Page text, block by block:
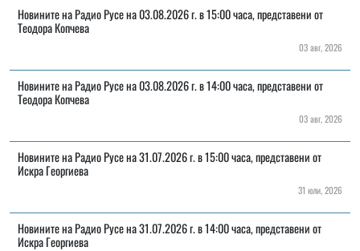
Новините на Радио Русе на 03.08.2026 г. в 15:00 часа, представени от
Теодора Копчева
03 авг, 2026
Новините на Радио Русе на 03.08.2026 г. в 14:00 часа, представени от
Теодора Копчева
03 авг, 2026
Новините на Радио Русе на 31.07.2026 г. в 15:00 часа, представени от
Искра Георгиева
31 юли, 2026
Новините на Радио Русе на 31.07.2026 г. в 14:00 часа, представени от
Искра Георгиева